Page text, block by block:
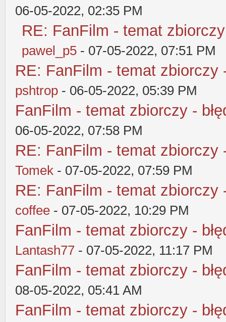
06-05-2022, 02:35 PM
RE: FanFilm - temat
pawel_p5 - 07-05-2022, 07:51 PM
RE: FanFilm - temat zbiorczy
pshtrop - 06-05-2022, 05:39 PM
FanFilm - temat zbiorczy -
06-05-2022, 07:58 PM
RE: FanFilm - temat zbiorczy
Tomek - 07-05-2022, 07:59 PM
RE: FanFilm - temat zbiorczy
coffee - 07-05-2022, 10:29 PM
FanFilm - temat zbiorczy -
Lantash77 - 07-05-2022, 11:17 PM
FanFilm - temat zbiorczy -
08-05-2022, 05:41 AM
FanFilm - temat zbiorczy -